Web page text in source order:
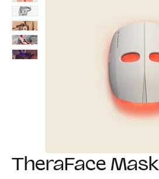
TheraFace Mask